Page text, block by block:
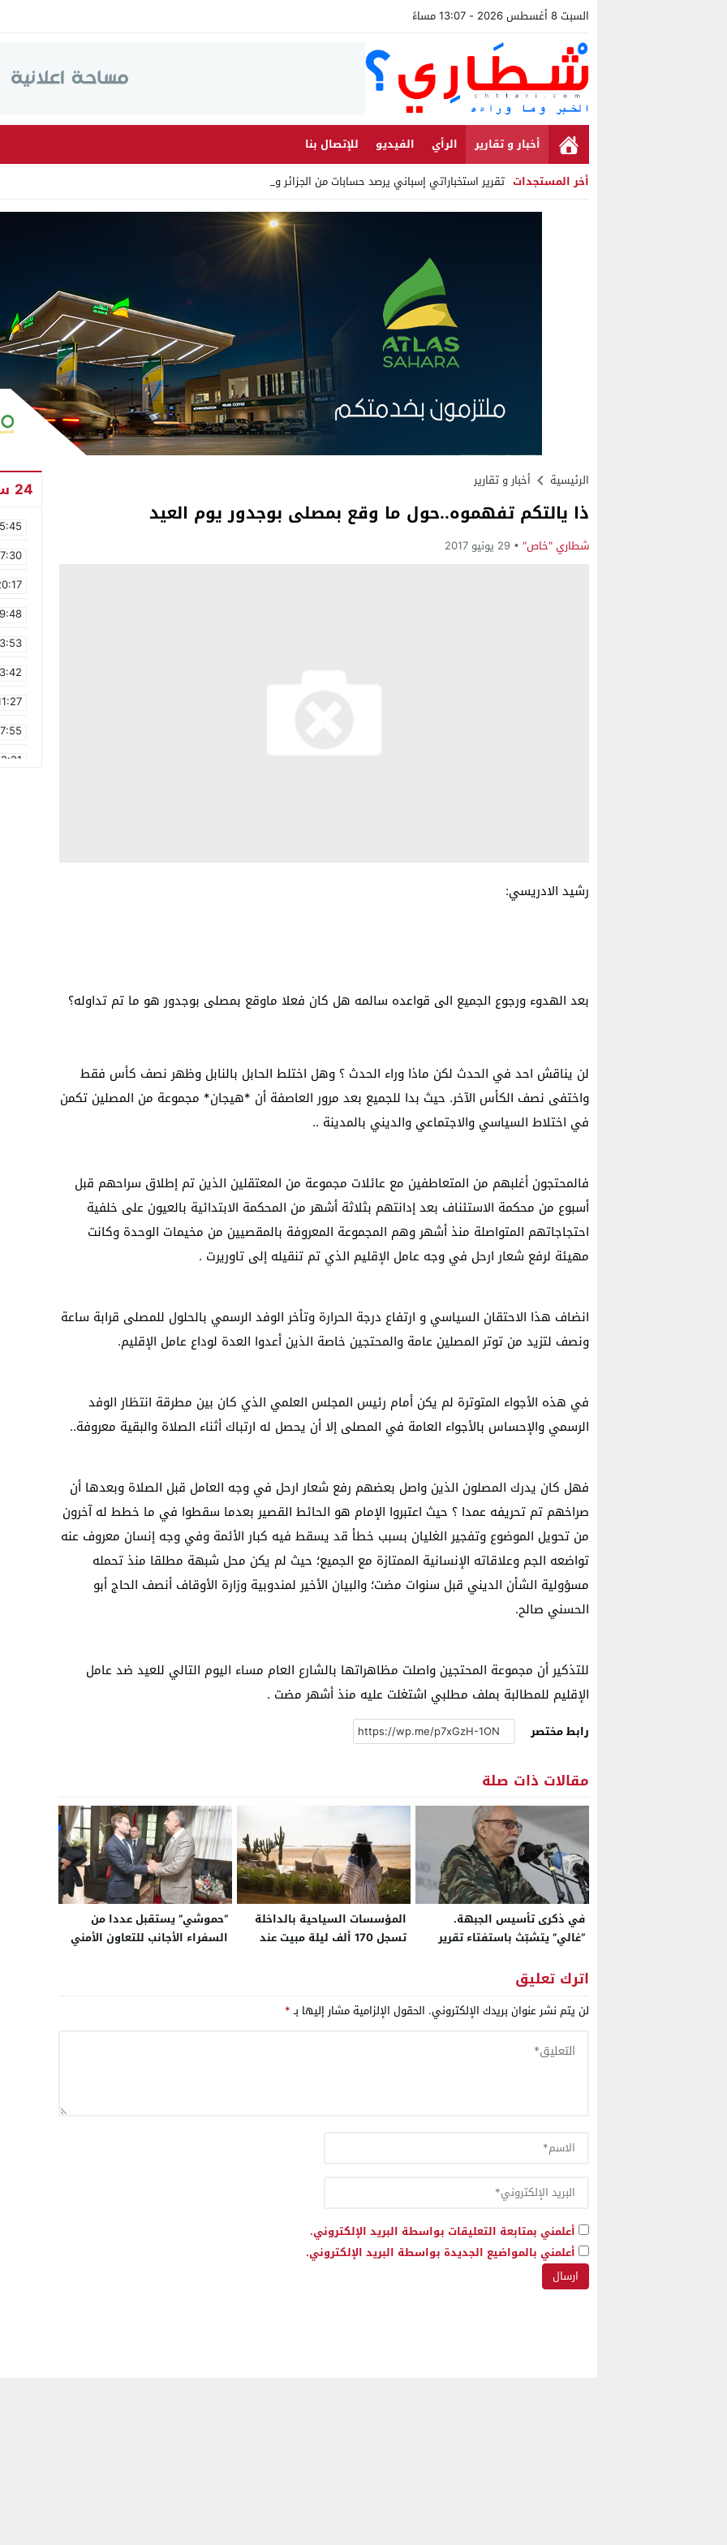
السبت 8 أغسطس 2026 - 13:07 مساءً
أخبار و تقارير الرأي الفيديو
للإتصال بنا
أخر المستجدات تقرير استخباراتي إسباني يرصد حسابات من الجزائر وأرقاما بـ”_
Stop
الرئيسية أخبار و تقارير
ذا يالتكم تفهموه..حول ما وقع بمصلى بوجدور يوم العيد
شطاري "خاص" 29 يونيو 2017
رشيد الادريسي:
بعد الهدوء ورجوع الجميع الى قواعده سالمه هل كان فعلا ماوقع بمصلى بوجدور هو ما تم تداوله؟
لن يناقش احد في الحدث لكن ماذا وراء الحدث ؟ وهل اختلط الحابل بالنابل وظهر نصف كأس فقط
واختفى نصف الكأس الآخر. حيث بدا للجميع بعد مرور العاصفة أن *هيجان* مجموعة من المصلين تكمن
في اختلاط السياسي والاجتماعي والديني بالمدينة ..
فالمحتجون أغلبهم من المتعاطفين مع عائلات مجموعة من المعتقلين الذين تم إطلاق سراحهم قبل
أسبوع من محكمة الاستئناف بعد إدانتهم بثلاثة أشهر من المحكمة الابتدائية بالعيون على خلفية
احتجاجاتهم المتواصلة منذ أشهر وهم المجموعة المعروفة بالمقصيين من مخيمات الوحدة وكانت
مهيئة لرفع شعار ارحل في وجه عامل الإقليم الذي تم تنقيله إلى تاوريرت .
انضاف هذا الاحتقان السياسي و ارتفاع درجة الحرارة وتأخر الوفد الرسمي بالحلول للمصلى قرابة ساعة
ونصف لتزيد من توتر المصلين عامة والمحتجين خاصة الذين أعدوا العدة لوداع عامل الإقليم.
في هذه الأجواء المتوترة لم يكن أمام رئيس المجلس العلمي الذي كان بين مطرقة انتظار الوفد
الرسمي والإحساس بالأجواء العامة في المصلى إلا أن يحصل له ارتباك أثناء الصلاة والبقية معروفة..
فهل كان يدرك المصلون الذين واصل بعضهم رفع شعار ارحل في وجه العامل قبل الصلاة وبعدها أن
صراخهم تم تحريفه عمدا ؟ حيث اعتبروا الإمام هو الحائط القصير بعدما سقطوا في ما خطط له آخرون
من تحويل الموضوع وتفجير الغليان بسبب خطأ قد يسقط فيه كبار الأئمة وفي وجه إنسان معروف عنه
تواضعه الجم وعلاقاته الإنسانية الممتازة مع الجميع؛ حيث لم يكن محل شبهة مطلقا منذ تحمله
مسؤولية الشأن الديني قبل سنوات مضت؛ والبيان الأخير لمندوبية وزارة الأوقاف أنصف الحاج أبو
الحسني صالح.
للتذكير أن مجموعة المحتجين واصلت مظاهراتها بالشارع العام مساء اليوم التالي للعيد ضد عامل
الإقليم للمطالبة بملف مطلبي اشتغلت عليه منذ أشهر مضت .
رابط مختصر
مقالات ذات صلة
في ذكرى تأسيس الجبهة.
“غالي” يتشبّث باستفتاء تقرير
المؤسسات السياحية بالداخلة
تسجل 170 ألف ليلة مبيت عند
“حموشي” يستقبل عددا من
السفراء الأجانب للتعاون الأمني
اترك تعليق
لن يتم نشر عنوان بريدك الإلكتروني. الحقول الإلزامية مشار إليها بـ*
أعلمني بمتابعة التعليقات بواسطة البريد الإلكتروني.
أعلمني بالمواضيع الجديدة بواسطة البريد الإلكتروني.
24 ساعة